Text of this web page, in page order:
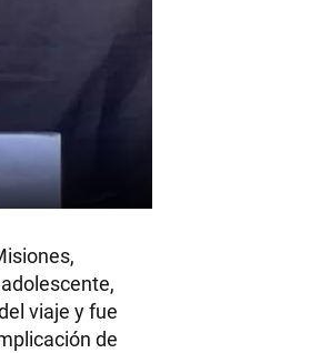
viaje y fue
de